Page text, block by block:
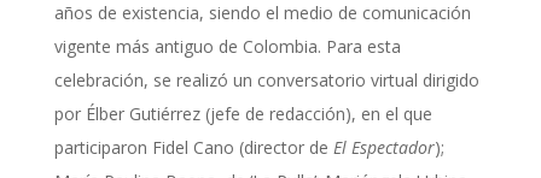
años de existencia, siendo el medio de comunicación
vigente más antiguo de Colombia. Para esta
celebración, se realizó un conversatorio virtual dirigido
por Élber Gutiérrez (jefe de redacción), en el que
participaron Fidel Cano (director de El Espectador);